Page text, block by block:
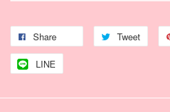
Share Tweet
LINE